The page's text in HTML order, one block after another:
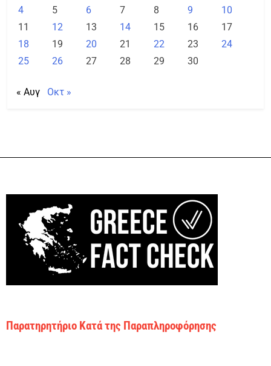
4
5 6 7 8 9
10
11
12 13 14 15 16
17
18
19 20 21 22 23
24
25
26 27 28 29 30
« Αυγ Οκτ »
Παρατηρητήριο Κατά της Παραπληροφόρησης